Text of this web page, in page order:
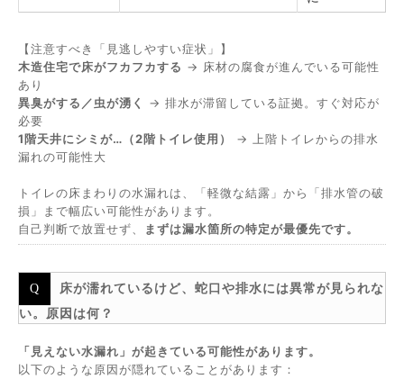
【注意すべき「見逃しやすい症状」】
木造住宅で床がフカフカする → 床材の腐食が進んでいる可能性
あり
異臭がする／虫が湧く
→ 排水が滞留している証拠。すぐ対応が
必要
1階天井にシミが…（2階トイレ使用）
→ 上階トイレからの排水
漏れの可能性大
トイレの床まわりの水漏れは、「軽微な結露」から「排水管の破
損」まで幅広い可能性があります。
自己判断で放置せず、
まずは漏水箇所の特定が最優先です。
床が濡れているけど、蛇口や排水には異常が見られな
い。原因は何？
「見えない水漏れ」が起きている可能性があります。
以下のような原因が隠れていることがあります：